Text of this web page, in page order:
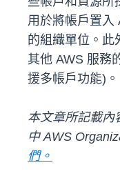
用於將帳戶置入
的組織單位。此
其他 AWS 服務
援多帳戶功能)。
本文章所記載內
中 AWS
們。